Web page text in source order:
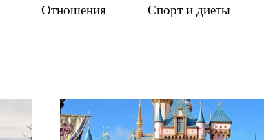
Отношения Спорт и диеты